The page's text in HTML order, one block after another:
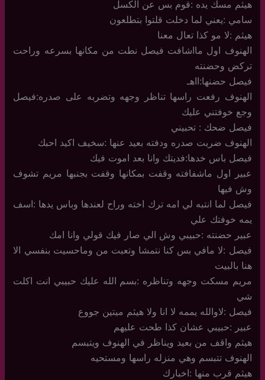
هيثم مسك يده :قوم بس عن الكسل
سامي :يعني لما دخلت قلتوا بتطلعون
هيثم :لا مو كذا تعال معنا
الهنوف اول مااشافت فيصل نطت من مكانها بسرعه وراحت
تركض وحضنته
فيصل حضنها:ااهـ
الهنوف رفعت راسها تناظر وجهه وتضربه على صدره:فيصل
وجع خوفتني عليك
فيصل ضحك : تحبيني
الهنوف ضربت صدره ودفته بعيد عنها :سخيف اكيد احبك
فيصل باس خدها:فديتك وانا بعد اموت فيك
عبير اول ماشفافته وقفت بمكانها وقفت بجنبها مريم تشوف
وش فيها
فيصل لما انتبه لي امه ترك اخته وراح لعندها وباس يدها :اسف
يمه خوفتك علي
عبير حضنته :حبيبي وش الي صار فيك قولي وانا امك
فيصل :لا مافي بس كنا نتمشا وتعبت من وماحسيت بنفسي الا
هنا بالبيت
مريم مسكت وجهه وتناظره :بسم الله عليك حبيبي انت اكلت
شي
فيصل :لاوالله يممه لا انا ولا هيثم ميتين جووع
عبير :حبيبي عشان كذا طحت عليهم
هيثم واقف من بعيد ويناظر في الهنوف ويتبسم
الهنوف تتبسم وهي منزله راسها ومستحيه
هيثم قرب منها :اخبارك